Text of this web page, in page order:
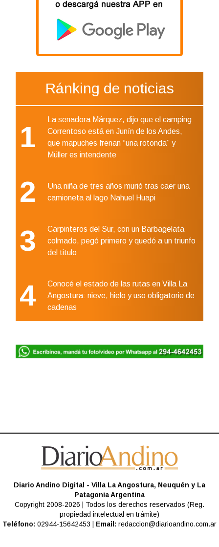
Ránking de noticias
1
La senadora Márquez, dijo que el camping
Correntoso está en Junín de los Andes,
que mapuches frenan “una rotonda” y
Müller es intendente
2
Una niña de tres años murió tras caer una
camioneta al lago Nahuel Huapi
3
Carpinteros del Sur, con un Barbagelata
colmado, pegó primero y quedó a un triunfo
del titulo
4
Conocé el estado de las rutas en Villa La
Angostura: nieve, hielo y uso obligatorio de
cadenas
Diario Andino Digital - Villa La Angostura, Neuquén y La
Patagonia Argentina
Copyright 2008-2026 | Todos los derechos reservados (Reg.
propiedad intelectual en trámite)
Teléfono: 02944-15642453 | Email: redaccion@diarioandino.com.ar